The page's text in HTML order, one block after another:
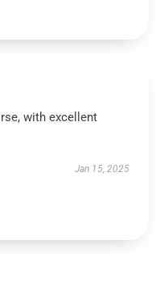
with excellent
Jan 15, 2025